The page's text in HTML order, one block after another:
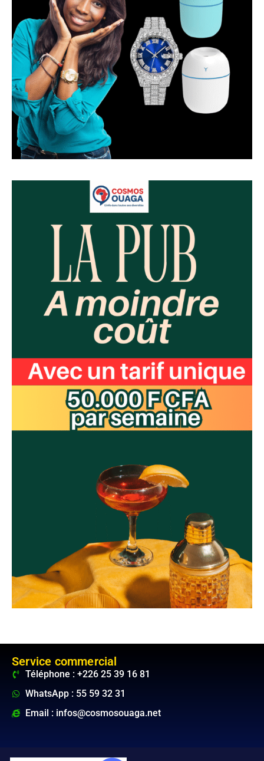
Service commercial
Téléphone : +226 25 39 16 81
WhatsApp : 55 59 32 31
Email : infos@cosmosouaga.net